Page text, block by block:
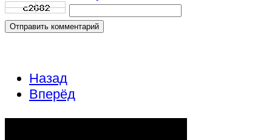
Отправить комментарий
Назад
Вперёд